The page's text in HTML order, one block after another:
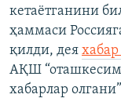
кетаётганини
ҳаммаси
қилди, дея
АҚШ
хабарлар